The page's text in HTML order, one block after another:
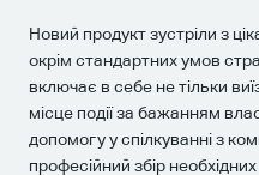
Новий продукт зустріли з
окрім стандартних умов
включає в себе не тільки
місце події за бажанням
допомогу у спілкуванні з
професійний збір